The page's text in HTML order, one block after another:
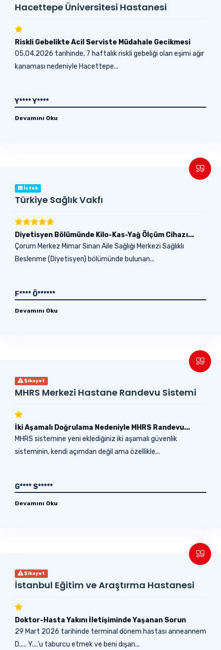
Hacettepe Üniversitesi Hastanesi
Riskli Gebelikte Acil Serviste Müdahale Gecikmesi
05.04.2026 tarihinde, 7 haftalık riskli gebeliği olan eşimi ağır
kanaması nedeniyle Hacettepe...
Y**** Y****
Devamını Oku
İstek
Türkiye Sağlık Vakfı
Diyetisyen Bölümünde Kilo-Kas-Yağ Ölçüm Cihazı...
Çorum Merkez Mimar Sinan Aile Sağlığı Merkezi Sağlıklı
Beslenme (Diyetisyen) bölümünde bulunan...
F**** Ö******
Devamını Oku
Şikayet
MHRS Merkezi Hastane Randevu Sistemi
İki Aşamalı Doğrulama Nedeniyle MHRS Randevu...
MHRS sistemine yeni eklediğiniz iki aşamalı güvenlik
sisteminin, kendi açımdan değil ama özellikle...
G**** S*****
Devamını Oku
Şikayet
İstanbul Eğitim ve Araştırma Hastanesi
Doktor-Hasta Yakını İletişiminde Yaşanan Sorun
29 Mart 2026 tarihinde terminal dönem hastası anneannem
D..... Y....’u taburcu etmek ve beni dışarı...